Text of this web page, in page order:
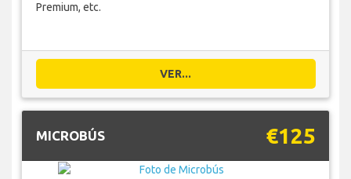
Premium, etc.
VER...
MICROBÚS €125